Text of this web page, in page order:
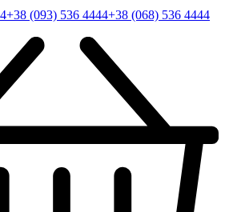
+38 (093) 536 4444+38 (068) 536 4444